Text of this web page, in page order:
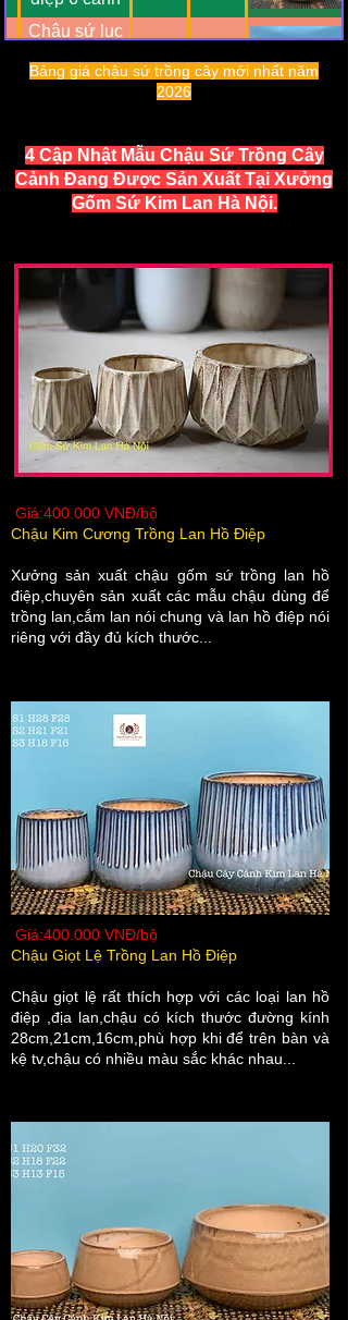
Chậu sứ lục
Hà Nội trồng
F30
300000
Hà Nội trồng
lan hồ điệp
F32
350000
Bán chậu sứ
Nội
Chậu sứ tổ
ong men hỏa
biến trồng
F18
99000
Chậu sứ
trắng tròn
cao cắm lan
hồ điệp
H55
F40
400000
Chậu sứ mini
điệp giá rẻ.
Bảng giá chậu sứ trồng cây mới nhất năm
2026
4 Cập Nhật Mẫu Chậu Sứ Trồng Cây
Cảnh Đang Được Sản Xuất Tại Xưởng
Gốm Sứ Kim Lan Hà Nội.
Giá:400.000 VNĐ/bộ
Chậu Kim Cương Trồng Lan Hồ Điệp
Xưởng sản xuất chậu gốm sứ trồng lan hồ
điệp,chuyên sản xuất các mẫu chậu dùng để
trồng lan,cắm lan nói chung và lan hồ điệp nói
riêng với đầy đủ kích thước...
Giá:400.000 VNĐ/bộ
Chậu Giọt Lệ Trồng Lan Hồ Điệp
​Chậu giọt lệ rất thích hợp với các loại lan hồ
điệp ,địa lan,chậu có kích thước đường kính
28cm,21cm,16cm,phù hợp khi để trên bàn và
kệ tv,chậu có nhiều màu sắc khác nhau...